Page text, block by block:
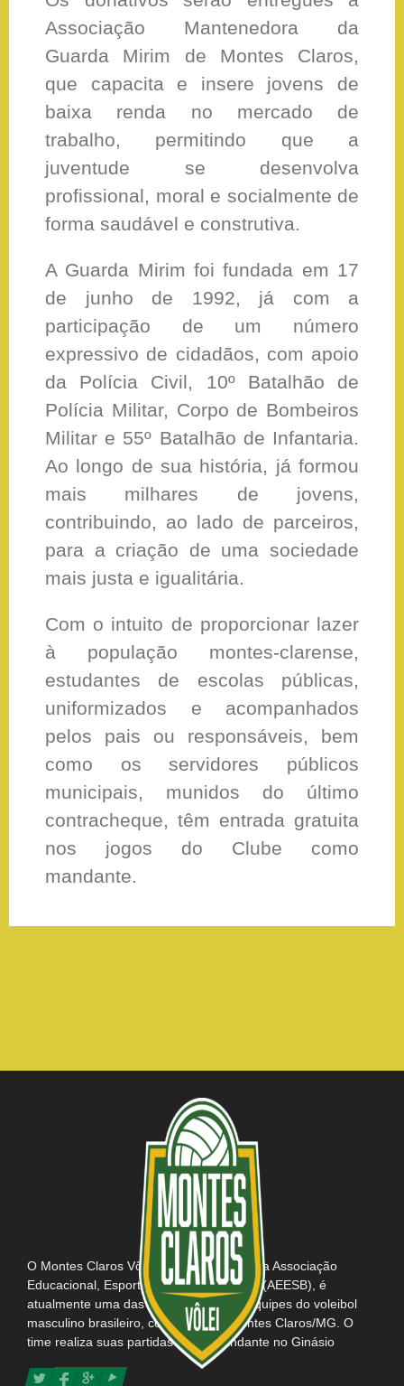
Associação Mantenedora da
Guarda Mirim de Montes Claros,
que capacita e insere jovens de
baixa renda no mercado de
trabalho, permitindo que a
juventude se desenvolva
profissional, moral e socialmente de
forma saudável e construtiva.
A Guarda Mirim foi fundada em 17
de junho de 1992, já com a
participação de um número
expressivo de cidadãos, com apoio
da Polícia Civil, 10º Batalhão de
Polícia Militar, Corpo de Bombeiros
Militar e 55º Batalhão de Infantaria.
Ao longo de sua história, já formou
mais milhares de jovens,
contribuindo, ao lado de parceiros,
para a criação de uma sociedade
mais justa e igualitária.
Com o intuito de proporcionar lazer
à população montes-clarense,
estudantes de escolas públicas,
uniformizados e acompanhados
pelos pais ou responsáveis, bem
como os servidores públicos
municipais, munidos do último
contracheque, têm entrada gratuita
nos jogos do Clube como
mandante.
O Montes Claros Vôlei, em parceria com a Associação
Educacional, Esportiva e Social do Brasil (AEESB), é
atualmente uma das mais tradicionais equipes do voleibol
masculino brasileiro, com sede em Montes Claros/MG. O
time realiza suas partidas como mandante no Ginásio
Poliesportivo Tancredo Neves e possui consigo o título da
maior e mais apaixonada torcida do Brasil.